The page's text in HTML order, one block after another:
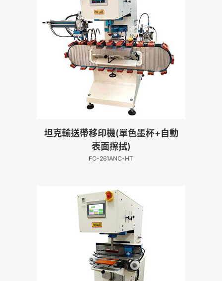
坦克輸送帶移印機(單色墨杯+自動
表面擦拭)
FC-261ANC-HT